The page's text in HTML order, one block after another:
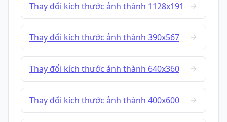
Thay đổi kích thước ảnh thành 1128x191
Thay đổi kích thước ảnh thành 390x567
Thay đổi kích thước ảnh thành 640x360
Thay đổi kích thước ảnh thành 400x600